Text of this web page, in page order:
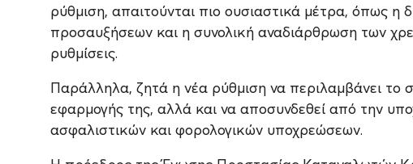
ρύθμιση, απαιτούνται πιο ουσιαστικά μέτρα, όπως η
προσαυξήσεων και η συνολική αναδιάρθρωση των
ρυθμίσεις.
Παράλληλα, ζητά η νέα ρύθμιση να περιλαμβάνει το
εφαρμογής της, αλλά και να αποσυνδεθεί από την
ασφαλιστικών και φορολογικών υποχρεώσεων.